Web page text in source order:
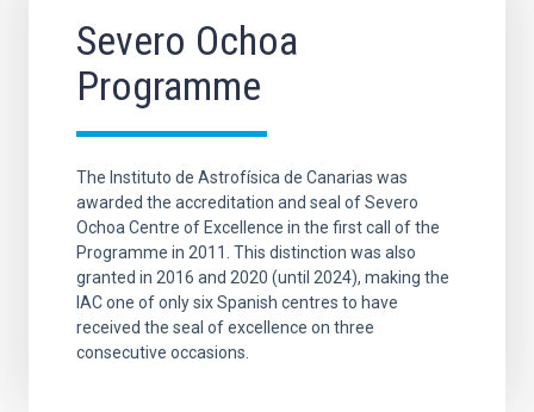
Severo Ochoa
Programme
The Instituto de Astrofísica de Canarias was
awarded the accreditation and seal of Severo
Ochoa Centre of Excellence in the first call of the
Programme in 2011. This distinction was also
granted in 2016 and 2020 (until 2024), making the
IAC one of only six Spanish centres to have
received the seal of excellence on three
consecutive occasions.